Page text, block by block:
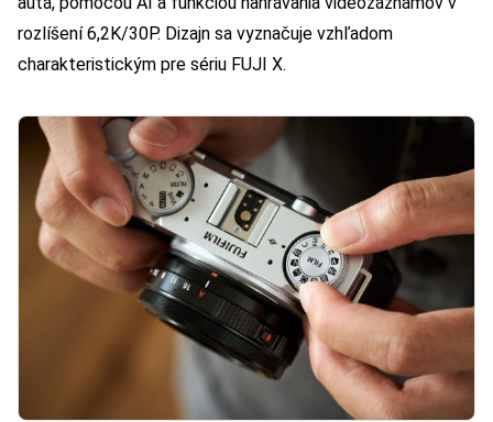
rozlíšení 6,2K/30P. Dizajn sa vyznačuje vzhľadom
charakteristickým pre sériu FUJI X.